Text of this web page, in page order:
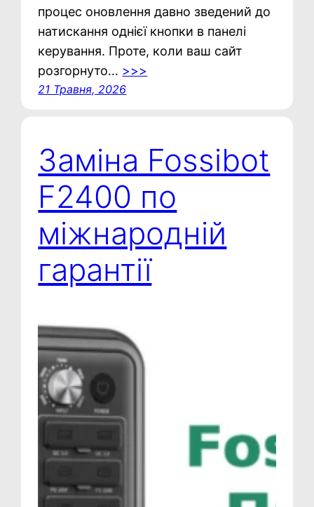
процес оновлення давно зведений до
натискання однієї кнопки в панелі
керування. Проте, коли ваш сайт
розгорнуто… >>>
21 Травня, 2026
Заміна Fossibot
F2400 по
міжнародній
гарантії